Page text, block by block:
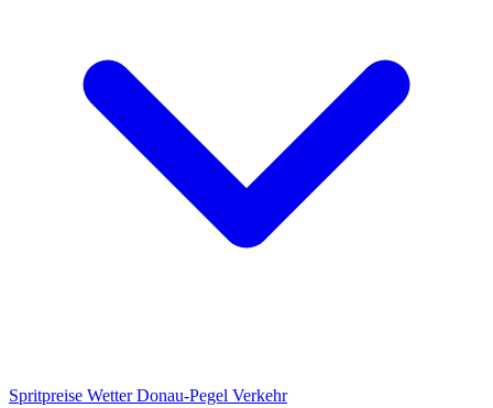
Spritpreise WetterDonau-Pegel Verkehr